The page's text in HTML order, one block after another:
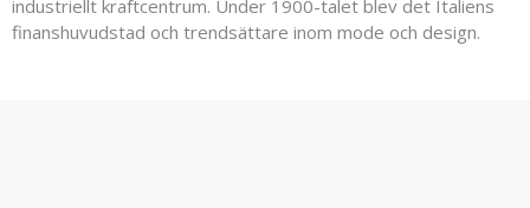
industriellt kraftcentrum. Under 1900-talet blev det Italiens
finanshuvudstad och trendsättare inom mode och design.